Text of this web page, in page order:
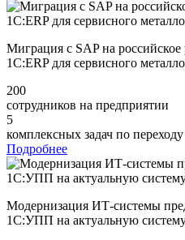
Миграция с SAP на
1С:ERP для сервисного
200
сотрудников на предприятии
5
комплексных задач по переходу
Подробнее
Модернизация ИТ-системы
1С:УПП на актуальную